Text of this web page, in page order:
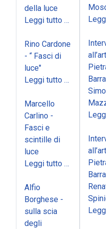
della luce
Leggi tutto …
Rino Cardone
- “ Fasci di
luce"
Leggi tutto …
Marcello
Carlino -
Fasci e
scintille di
luce
Leggi tutto …
Alfio
Borghese -
sulla scia
degli